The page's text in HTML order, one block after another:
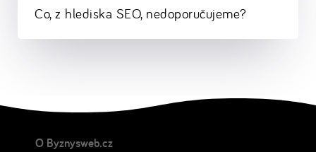
Co, z hlediska SEO, nedoporučujeme?
O Byznysweb.cz